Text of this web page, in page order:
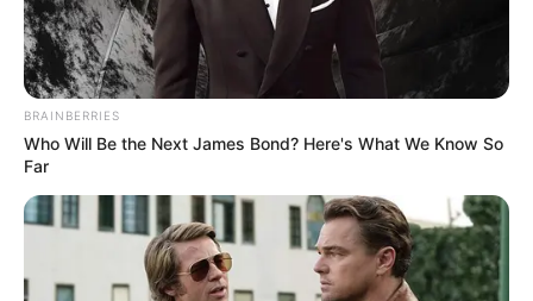
BRAINBERRIES
Who Will Be the Next James Bond? Here's What We Know So
Far